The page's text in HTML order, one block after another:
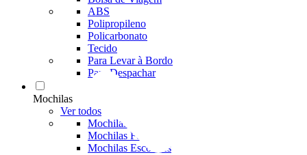
ABS
Polipropileno
Policarbonato
Tecido
Para Levar à Bordo
Para Despachar
Mochilas
Ver todos
Mochilas Masculinas
Mochilas Femininas
Mochilas Escolares